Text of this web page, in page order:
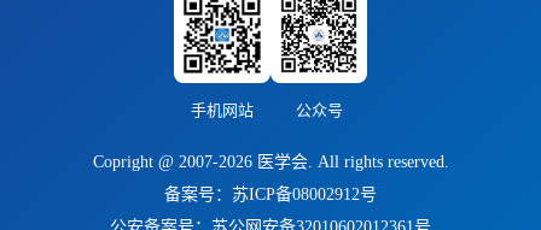
手机网站 公众号
Copright @ 2007-2026 医学会. All rights reserved.
备案号：苏ICP备08002912号